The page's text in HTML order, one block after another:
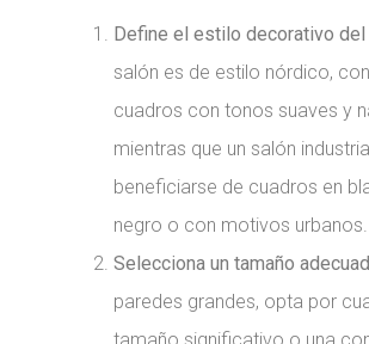
Define el estilo decorativo del
salón es de estilo nórdico,
cuadros con tonos suaves y
mientras que un salón
beneficiarse de cuadros en
negro o con motivos urbanos.
Selecciona un tamaño
paredes grandes, opta por